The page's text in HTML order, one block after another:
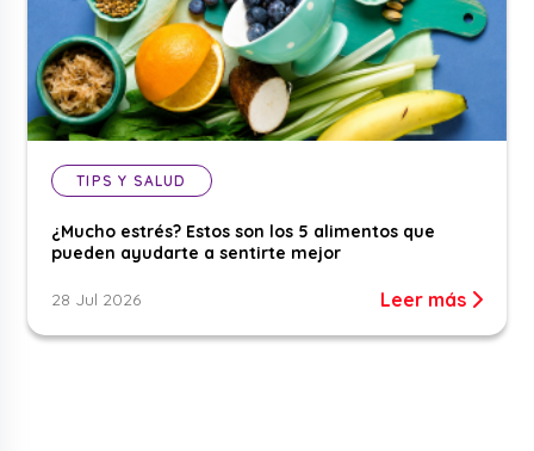
TIPS Y SALUD
¿Mucho estrés? Estos son los 5 alimentos que
pueden ayudarte a sentirte mejor
28 Jul 2026 Leer más